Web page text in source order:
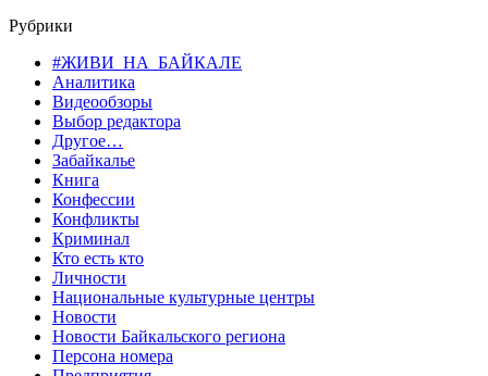
Рубрики
#ЖИВИ_НА_БАЙКАЛЕ
Аналитика
Видеообзоры
Выбор редактора
Другое…
Забайкалье
Книга
Конфессии
Конфликты
Криминал
Кто есть кто
Личности
Национальные культурные центры
Новости
Новости Байкальского региона
Персона номера